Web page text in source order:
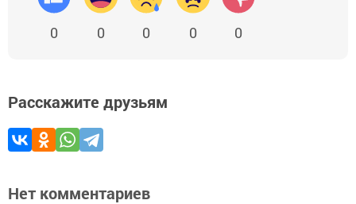
0 0 0 0 0
Расскажите друзьям
Нет комментариев